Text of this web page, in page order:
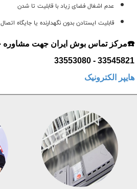
عدم اشغال فضای زیاد با قابلیت تا شدن
قابلیت ایستادن بدون نگهدارنده یا جایگاه اتصال
33545821 - 33553080
هایپر الکترونیک